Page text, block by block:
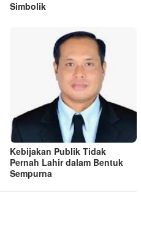
Simbolik
Kebijakan Publik Tidak
Pernah Lahir dalam Bentuk
Sempurna